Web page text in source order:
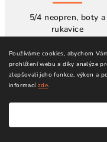
Používáme cookies, abychom
prohlížení webu a díky analýze
zlepšovali jeho funkce, výkon a
informacízde.
5/4 neopren, boty a
rukavice